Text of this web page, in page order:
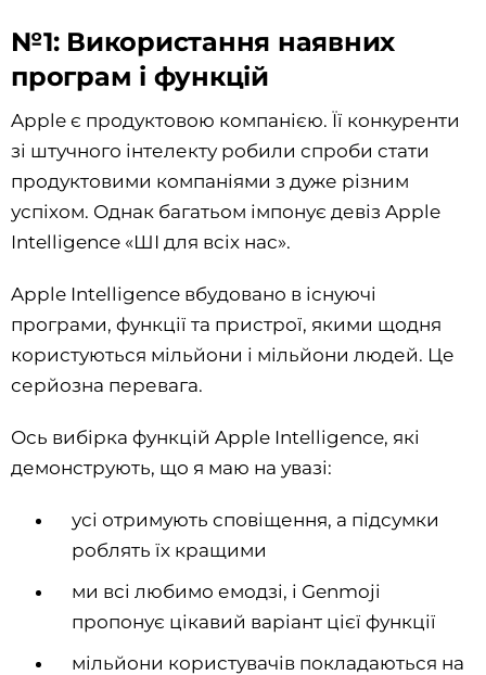
№1: Використання наявних
програм і функцій
Apple є продуктовою компанією. Її конкуренти
зі штучного інтелекту робили спроби стати
продуктовими компаніями з дуже різним
успіхом. Однак багатьом імпонує девіз Apple
Intelligence «ШІ для всіх нас».
Apple Intelligence вбудовано в існуючі
програми, функції та пристрої, якими щодня
користуються мільйони і мільйони людей. Це
серйозна перевага.
Ось вибірка функцій Apple Intelligence, які
демонструють, що я маю на увазі:
усі отримують сповіщення, а підсумки
роблять їх кращими
ми всі любимо емодзі, і Genmoji
пропонує цікавий варіант цієї функції
мільйони користувачів покладаються на